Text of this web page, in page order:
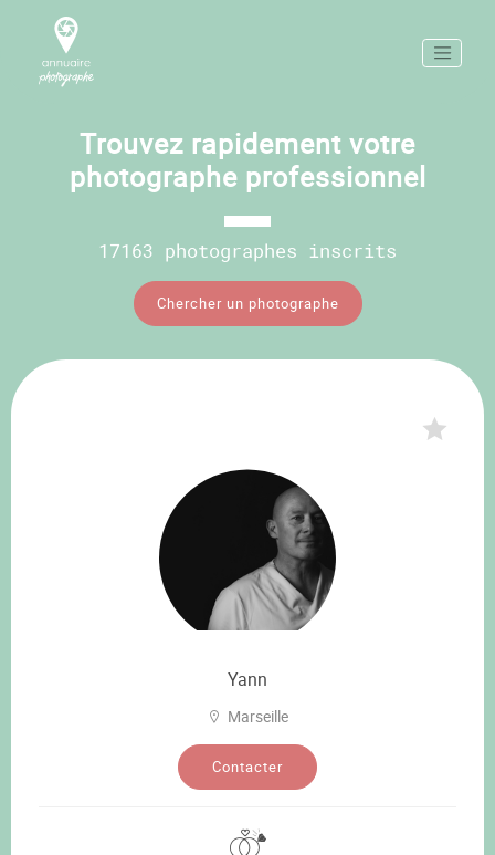
Trouvez rapidement votre
photographe professionnel
17163 photographes inscrits
Chercher un photographe
Yann
Marseille
Contacter